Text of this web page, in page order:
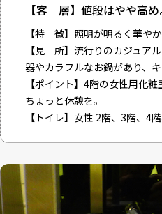
【客 層】値段はやや高め
【特 徴】照明が明るく華や
【見 所】流行りのカジュア
器やカラフルなお鍋があり、
【ポイント】4階の女性用化
ちょっと休憩を。
【トイレ】女性 2階、3階、4